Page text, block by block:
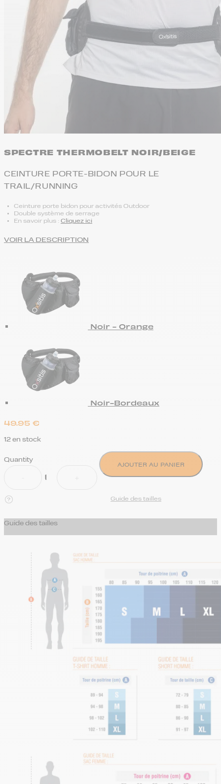
SPECTRE THERMOBELT NOIR/BEIGE
CEINTURE PORTE-BIDON POUR LE
TRAIL/RUNNING
Ceinture porte bidon pour activités Outdoor
Double système de serrage
En savoir plus : Cliquez ici
VOIR LA DESCRIPTION
Noir - Orange
Noir-Bordeaux
49.95 €
12 en stock
Quantity AJOUTER AU PANIER
Guide des tailles
Guide des tailles